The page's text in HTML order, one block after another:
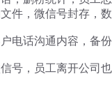
件，微信号封存，
电话沟通内容，备
号，员工离开公司